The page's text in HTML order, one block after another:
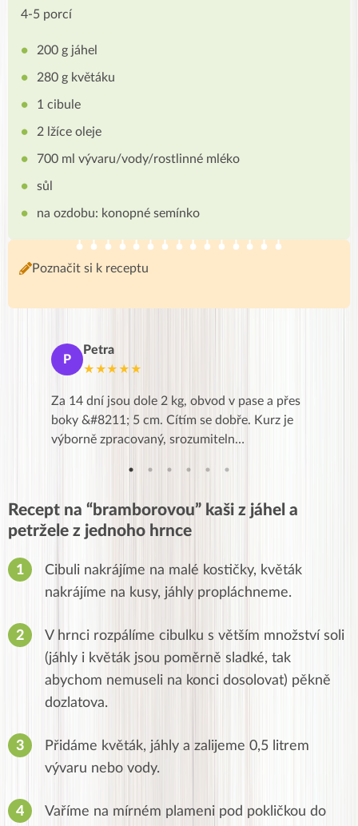
4-5 porcí
200 g jáhel
280 g květáku
1 cibule
2 lžíce oleje
700 ml vývaru/vody/rostlinné mléko
sůl
na ozdobu: konopné semínko
Poznačit si k receptu
P
Petra
★★★★★
Za 14 dní jsou dole 2 kg, obvod v pase a přes
boky &#8211; 5 cm. Cítím se dobře. Kurz je
výborně zpracovaný, srozumiteln…
Recept na “bramborovou” kaši z jáhel a
petržele z jednoho hrnce
Cibuli nakrájíme na malé kostičky, květák
nakrájíme na kusy, jáhly propláchneme.
V hrnci rozpálíme cibulku s větším množství soli
(jáhly i květák jsou poměrně sladké, tak
abychom nemuseli na konci dosolovat) pěkně
dozlatova.
Přidáme květák, jáhly a zalijeme 0,5 litrem
vývaru nebo vody.
Vaříme na mírném plameni pod pokličkou do